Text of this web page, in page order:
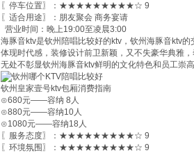
〖停车位置〗：★★★★★★★★★☆ 9
〖适合用途〗：朋友聚会 商务宴请
营业时间：晚上19:00至凌晨3:00
海豚音ktv是钦州陪唱比较好的ktv，钦州海豚音ktv
体现时代感，装修设计前卫新颖，又不失豪华典雅
无处不彰显钦州海豚音ktv鲜明的文化特色和员工崇
钦州皇家壹号ktv包厢消费指南
⊙680元——容纳 8人
⊙880元——容纳10人
⊙1080元——容纳18人
〖服务态度〗：★★★★★★★★★☆ 9
〖环境氛围〗：★★★★★★★★★☆ 9